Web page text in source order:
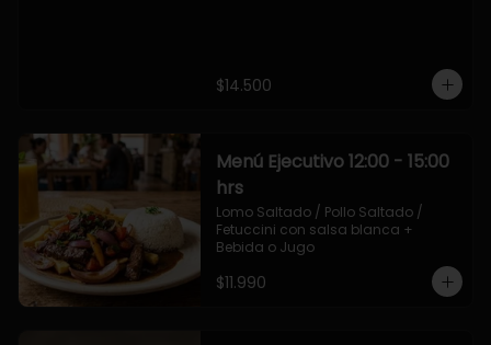
$14.500
Menú Ejecutivo 12:00 - 15:00
hrs
Lomo Saltado / Pollo Saltado /
Fetuccini con salsa blanca +
Bebida o Jugo
$11.990